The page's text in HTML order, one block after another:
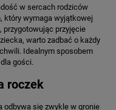
w sercach rodziców
który wymaga wyjątkowej
przygotowując przyjęcie
warto zadbać o każdy
Idealnym sposobem
gości.
roczek
odbywa się zwykle w gronie